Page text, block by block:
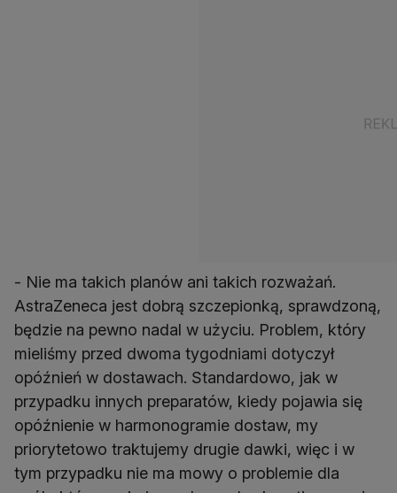
- Nie ma takich planów ani takich rozważań.
AstraZeneca jest dobrą szczepionką, sprawdzoną,
będzie na pewno nadal w użyciu. Problem, który
mieliśmy przed dwoma tygodniami dotyczył
opóźnień w dostawach. Standardowo, jak w
przypadku innych preparatów, kiedy pojawia się
opóźnienie w harmonogramie dostaw, my
priorytetowo traktujemy drugie dawki, więc i w
tym przypadku nie ma mowy o problemie dla